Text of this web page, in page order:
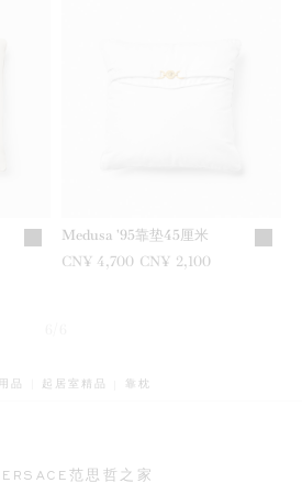
Medusa '95靠垫45厘米
之前是
CN¥ 4,700 现在是
CN¥ 2,100
品 起居室精品 靠枕
范思哲之家